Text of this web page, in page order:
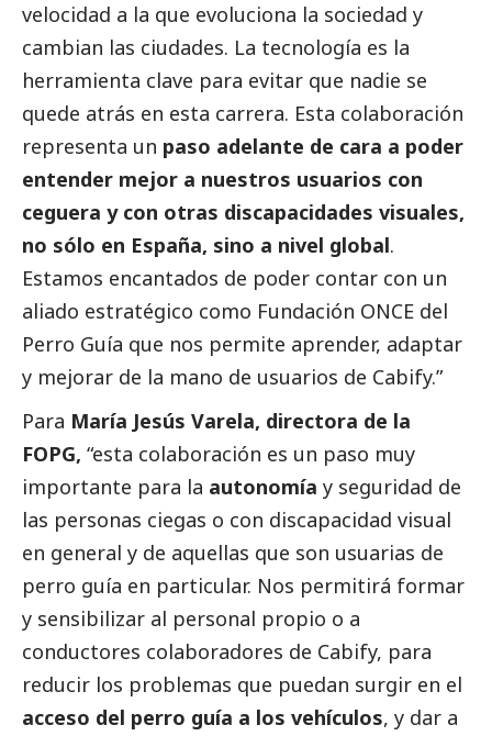
velocidad a la que evoluciona la sociedad y
cambian las ciudades. La tecnología es la
herramienta clave para evitar que nadie se
quede atrás en esta carrera. Esta colaboración
representa un paso adelante de cara a poder
entender mejor a nuestros usuarios con
ceguera y con otras discapacidades visuales,
no sólo en España, sino a nivel global.
Estamos encantados de poder contar con un
aliado estratégico como Fundación ONCE del
Perro Guía que nos permite aprender, adaptar
y mejorar de la mano de usuarios de Cabify.”
Para María Jesús Varela, directora de la
FOPG, “esta colaboración es un paso muy
importante para la autonomía y seguridad de
las personas ciegas o con discapacidad visual
en general y de aquellas que son usuarias de
perro guía en particular. Nos permitirá formar
y sensibilizar al personal propio o a
conductores colaboradores de Cabify, para
reducir los problemas que puedan surgir en el
acceso del perro guía a los vehículos, y dar a